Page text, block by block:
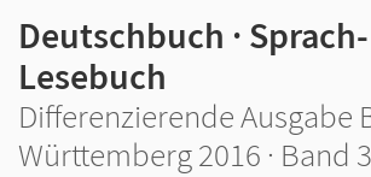
Deutschbuch ·
Lesebuch
Differenzierende Ausgabe
Württemberg 2016 · Band